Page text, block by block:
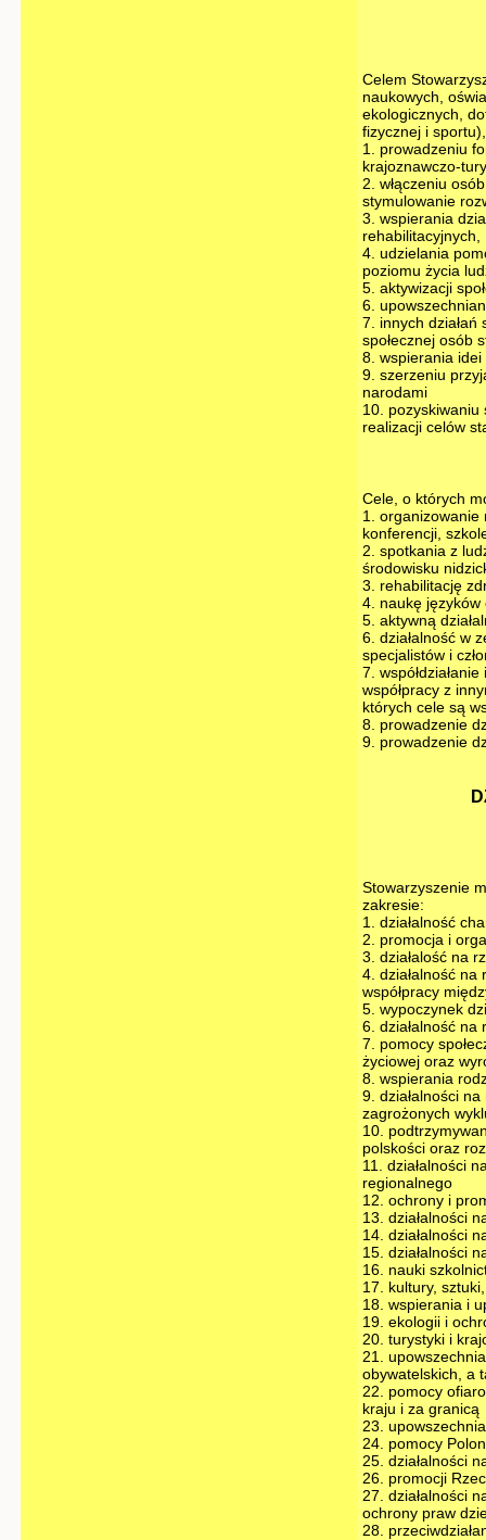
Celem
naukowych,
ekologicznych,
fizycznej i
1. prowadzeniu
krajoznawczo-
2. włączeniu
stymulowanie
3. wspierania
rehabilitacyjnych,
4. udzielania
poziomu życia
5. aktywizacji
6.
7. innych działań
społecznej osób
8. wspierania
9. szerzeniu
narodami
10. pozyskiwaniu
realizacji celów
Cele, o których
1. organizowanie
konferencji,
2. spotkania z
środowisku
3. rehabilitację
4. naukę języków
5. aktywną
6. działalność w
specjalistów i
7.
współpracy z
których cele są
8. prowadzenie
9. prowadzenie
Stowarzyszenie
zakresie:
1. działalność
2. promocja i
3. działalość na
4. działalność
współpracy
5. wypoczynek
6. działalność na
7. pomocy
życiowej oraz
8. wspierania
9. działalności
zagrożonych
10.
polskości oraz
11. działalności
regionalnego
12. ochrony i
13. działalności
14. działalności
15. działalności
16. nauki
17. kultury,
18. wspierania i
19. ekologii i
20. turystyki i
21.
obywatelskich, a
22. pomocy
kraju i za granicą
23.
24. pomocy
25. działalności
26. promocji
27. działalności
ochrony praw
28.